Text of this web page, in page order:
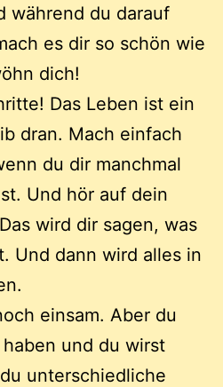
während du darauf
es dir so schön wie
dich!
Das Leben ist ein
dran. Mach einfach
du dir manchmal
Und hör auf dein
wird dir sagen, was
Und dann wird alles in
einsam. Aber du
und du wirst
unterschiedliche